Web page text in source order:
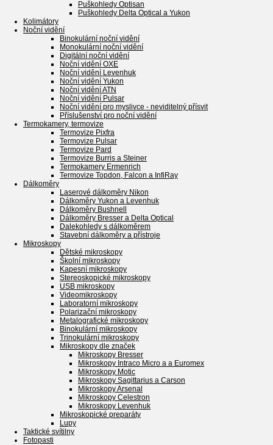
Puškohledy Optisan
Puškohledy Delta Optical a Yukon
Kolimátory
Noční vidění
Binokulární noční vidění
Monokulární noční vidění
Digitální noční vidění
Noční vidění OXE
Noční vidění Levenhuk
Noční vidění Yukon
Noční vidění ATN
Noční vidění Pulsar
Noční vidění pro myslivce - neviditelný přísvit
Příslušenství pro noční vidění
Termokamery, termovize
Termovize Pixfra
Termovize Pulsar
Termovize Pard
Termovize Burris a Steiner
Termokamery Ermenrich
Termovize Topdon, Falcon a InfiRay
Dálkoměry
Laserové dálkoměry Nikon
Dálkoměry Yukon a Levenhuk
Dálkoměry Bushnell
Dálkoměry Bresser a Delta Optical
Dalekohledy s dálkoměrem
Stavební dálkoměry a přístroje
Mikroskopy
Dětské mikroskopy
Školní mikroskopy
Kapesní mikroskopy
Stereoskopické mikroskopy
USB mikroskopy
Videomikroskopy
Laboratorní mikroskopy
Polarizační mikroskopy
Metalografické mikroskopy
Binokulární mikroskopy
Trinokulární mikroskopy
Mikroskopy dle značek
Mikroskopy Bresser
Mikroskopy Intraco Micro a a Euromex
Mikroskopy Motic
Mikroskopy Sagittarius a Carson
Mikroskopy Arsenal
Mikroskopy Celestron
Mikroskopy Levenhuk
Mikroskopické preparáty
Lupy
Taktické svítilny
Fotopasti